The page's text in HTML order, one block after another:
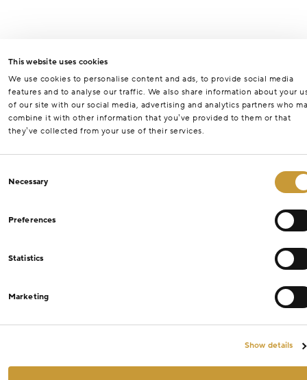
This website uses cookies
We use cookies to personalise content and ads, to provide social media
features and to analyse our traffic. We also share information about your
of our site with our social media, advertising and analytics partners who
combine it with other information that you’ve provided to them or that
they’ve collected from your use of their services.
Selection
Necessary
Preferences
Statistics
Marketing
Show details